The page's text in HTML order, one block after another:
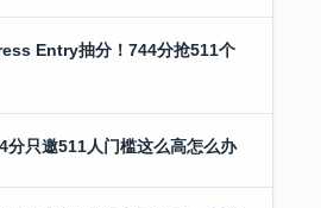
Entry抽分！744分抢511个
分只邀511人门槛这么高怎么办